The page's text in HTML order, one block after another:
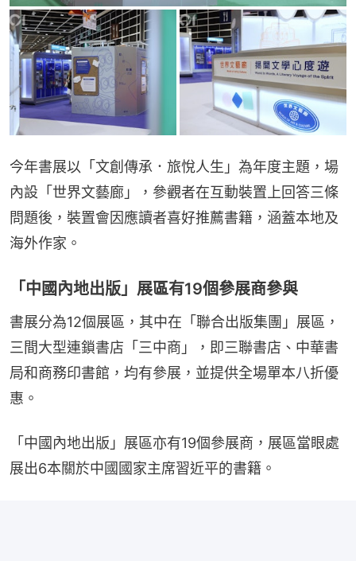
今年書展以「文創傳承．旅悅人生」為年度主題，場
內設「世界文藝廊」，參觀者在互動裝置上回答三條
問題後，裝置會因應讀者喜好推薦書籍，涵蓋本地及
海外作家。
「中國內地出版」展區有19個參展商參與
書展分為12個展區，其中在「聯合出版集團」展區，
三間大型連鎖書店「三中商」，即三聯書店、中華書
局和商務印書館，均有參展，並提供全場單本八折優
惠。
「中國內地出版」展區亦有19個參展商，展區當眼處
展出6本關於中國國家主席習近平的書籍。